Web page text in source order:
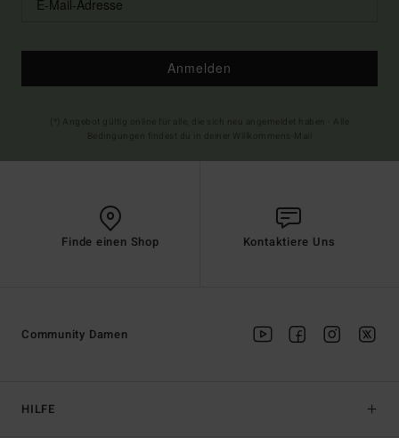
Anmelden
Finde einen Shop Kontaktiere Uns
HILFE
Community Damen